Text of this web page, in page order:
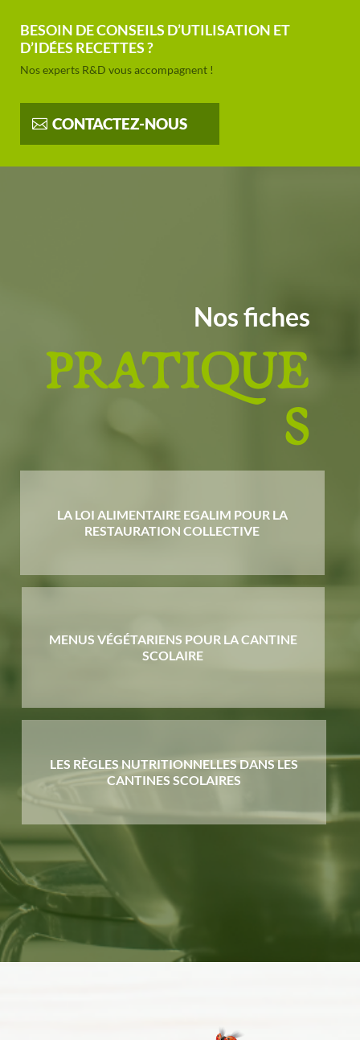
BESOIN DE CONSEILS D’UTILISATION ET
D’IDÉES RECETTES ?
Nos experts R&D vous accompagnent !
CONTACTEZ-NOUS
Nos fiches
PRATIQUE
S
LA LOI ALIMENTAIRE EGALIM POUR LA
RESTAURATION COLLECTIVE
MENUS VÉGÉTARIENS POUR LA CANTINE
SCOLAIRE
LES RÈGLES NUTRITIONNELLES DANS LES
CANTINES SCOLAIRES